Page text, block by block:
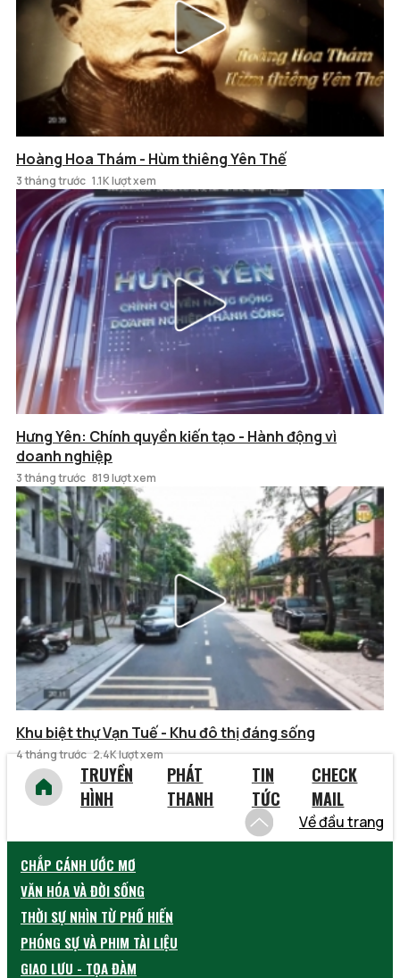
Hoàng Hoa Thám - Hùm thiêng Yên Thế
3 tháng trước 1.1K lượt xem
Hưng Yên: Chính quyền kiến tạo - Hành động vì
doanh nghiệp
3 tháng trước 819 lượt xem
Khu biệt thự Vạn Tuế - Khu đô thị đáng sống
4 tháng trước 2.4K lượt xem
TRUYỀN
HÌNH
PHÁT
THANH
TIN
TỨC
CHECK
MAIL
Về đầu trang
CHẮP CÁNH ƯỚC MƠ
VĂN HÓA VÀ ĐỜI SỐNG
THỜI SỰ NHÌN TỪ PHỐ HIẾN
PHÓNG SỰ VÀ PHIM TÀI LIỆU
GIAO LƯU - TỌA ĐÀM